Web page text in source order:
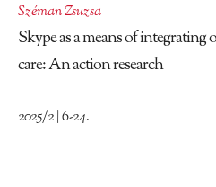
Széman Zsuzsa
Skype as a means of
care: An action research
2025/2 | 6-24.